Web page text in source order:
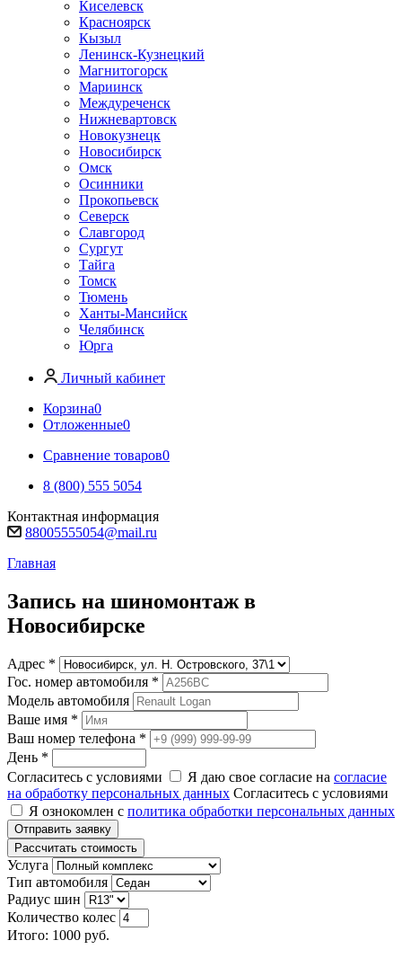
Киселевск
Красноярск
Кызыл
Ленинск-Кузнецкий
Магнитогорск
Мариинск
Междуреченск
Нижневартовск
Новокузнецк
Новосибирск
Омск
Осинники
Прокопьевск
Северск
Славгород
Сургут
Тайга
Томск
Тюмень
Ханты-Мансийск
Челябинск
Юрга
Личный кабинет
Корзина0
Отложенные0
Сравнение товаров0
8 (800) 555 5054
Контактная информация
88005555054@mail.ru
Главная
Запись на шиномонтаж в
Новосибирске
Адрес *
Гос. номер автомобиля *
Модель автомобиля
Ваше имя *
Ваш номер телефона *
День *
Согласитесь с условиями
Я даю свое согласие на согласие
на обработку персональных данных Согласитесь с условиями
Я ознокомлен с политика обработки персональных данных
Рассчитать стоимость
Услуга
Тип автомобиля
Радиус шин
Количество колес
Итого: 1000 руб.